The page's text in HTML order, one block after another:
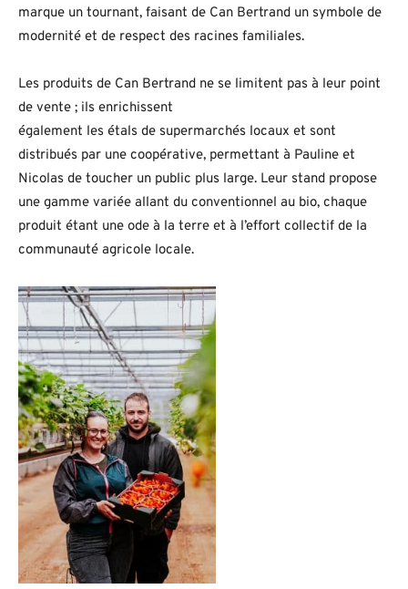
marque un tournant, faisant de Can Bertrand un symbole de
modernité et de respect des racines familiales.
Les produits de Can Bertrand ne se limitent pas à leur point
de vente ; ils enrichissent
également les étals de supermarchés locaux et sont
distribués par une coopérative, permettant à Pauline et
Nicolas de toucher un public plus large. Leur stand propose
une gamme variée allant du conventionnel au bio, chaque
produit étant une ode à la terre et à l’effort collectif de la
communauté agricole locale.